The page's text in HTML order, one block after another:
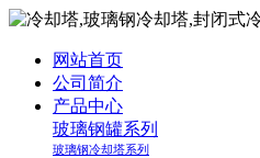
网站首页
公司简介
产品中心
玻璃钢罐系列
玻璃钢冷却塔系列